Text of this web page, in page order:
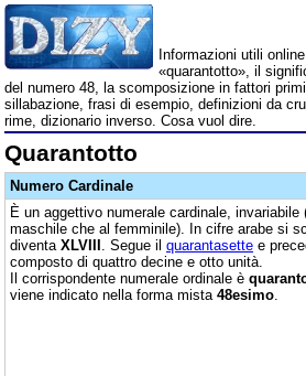
Informazioni utili
«quarantotto», il
del numero 48, la scomposizione in fattori
sillabazione, frasi di esempio, definizioni da
rime, dizionario inverso. Cosa vuol dire.
Quarantotto
Numero Cardinale
È un aggettivo numerale cardinale,
maschile che al femminile). In cifre arabe si
diventa XLVIII . Segue il quarantasette e
composto di quattro decine e otto unità.
Il corrispondente numerale ordinale è
viene indicato nella forma mista 48esimo